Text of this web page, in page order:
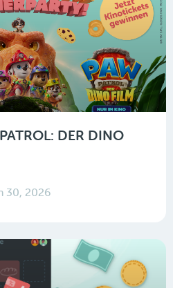
DER DINO
30, 2026